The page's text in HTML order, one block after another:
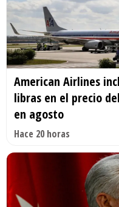
American Airlines
libras en el precio
en agosto
Hace 20 horas